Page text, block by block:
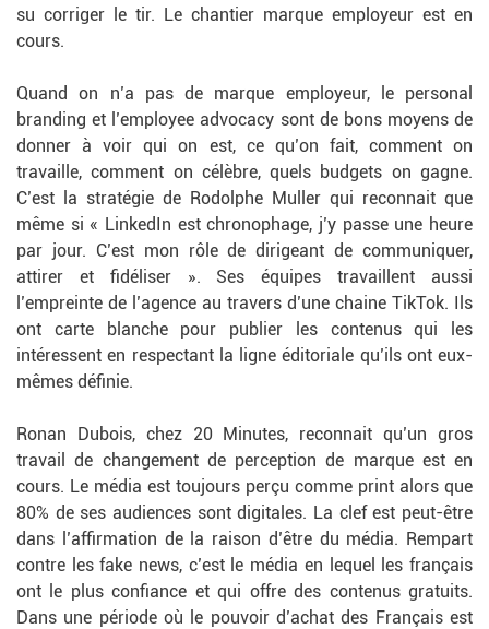
su corriger le tir. Le chantier marque employeur est en
cours.
Quand on n’a pas de marque employeur, le personal
branding et l’employee advocacy sont de bons moyens de
donner à voir qui on est, ce qu’on fait, comment on
travaille, comment on célèbre, quels budgets on gagne.
C’est la stratégie de Rodolphe Muller qui reconnait que
même si « LinkedIn est chronophage, j’y passe une heure
par jour. C’est mon rôle de dirigeant de communiquer,
attirer et fidéliser ». Ses équipes travaillent aussi
l’empreinte de l’agence au travers d’une chaine TikTok. Ils
ont carte blanche pour publier les contenus qui les
intéressent en respectant la ligne éditoriale qu’ils ont eux-
mêmes définie.
Ronan Dubois, chez 20 Minutes, reconnait qu’un gros
travail de changement de perception de marque est en
cours. Le média est toujours perçu comme print alors que
80% de ses audiences sont digitales. La clef est peut-être
dans l’affirmation de la raison d’être du média. Rempart
contre les fake news, c’est le média en lequel les français
ont le plus confiance et qui offre des contenus gratuits.
Dans une période où le pouvoir d’achat des Français est